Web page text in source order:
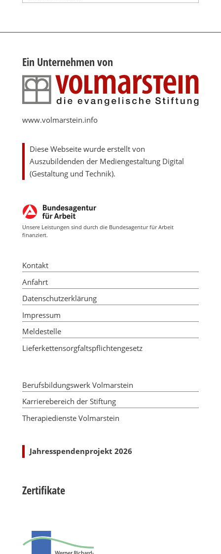
Ein Unternehmen von
www.volmarstein.info
Diese Webseite wurde erstellt von
Auszubildenden der Mediengestaltung Digital
(Gestaltung und Technik).
Unsere Leistungen sind durch die Bundesagentur für Arbeit
finanziert.
Kontakt
Anfahrt
Datenschutzerklärung
Impressum
Meldestelle
Lieferkettensorgfaltspflichtengesetz
Berufsbildungswerk Volmarstein
Karrierebereich der Stiftung
Therapiedienste Volmarstein
Jahresspendenprojekt 2026
Zertifikate